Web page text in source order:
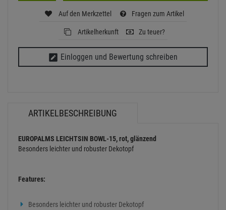
Auf den Merkzettel Fragen zum Artikel
Artikelherkunft Zu teuer?
Einloggen und Bewertung schreiben
ARTIKELBESCHREIBUNG
EUROPALMS LEICHTSIN BOWL-15, rot, glänzend
Besonders leichter und robuster Dekotopf
Features:
Besonders leichter und robuster Dekotopf